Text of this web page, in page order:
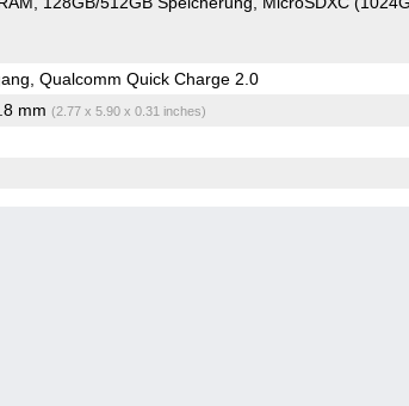
Qualcomm Quick Charge 2.0
mm (2.77 x 5.90 x 0.31 inches)